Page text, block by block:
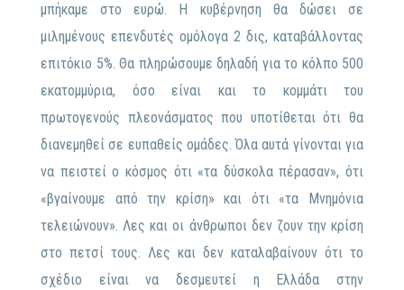
μπήκαμε στο ευρώ. Η κυβέρνηση θα δώσει σε
μιλημένους επενδυτές ομόλογα 2 δις, καταβάλλοντας
επιτόκιο 5%. Θα πληρώσουμε δηλαδή για το κόλπο 500
εκατομμύρια, όσο είναι και το κομμάτι του
πρωτογενούς πλεονάσματος που υποτίθεται ότι θα
διανεμηθεί σε ευπαθείς ομάδες. Όλα αυτά γίνονται για
να πειστεί ο κόσμος ότι «τα δύσκολα πέρασαν», ότι
«βγαίνουμε από την κρίση» και ότι «τα Μνημόνια
τελειώνουν». Λες και οι άνθρωποι δεν ζουν την κρίση
στο πετσί τους. Λες και δεν καταλαβαίνουν ότι το
σχέδιο είναι να δεσμευτεί η Ελλάδα στην